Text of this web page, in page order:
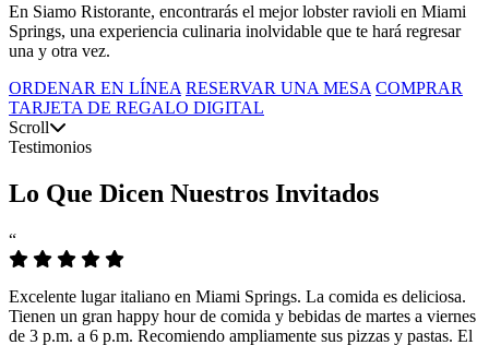
En Siamo Ristorante, encontrarás el mejor lobster ravioli en Miami
Springs, una experiencia culinaria inolvidable que te hará regresar
una y otra vez.
ORDENAR EN LÍNEA RESERVAR UNA MESA COMPRAR
TARJETA DE REGALO DIGITAL
Scroll
Testimonios
Lo Que Dicen Nuestros Invitados
“
Excelente lugar italiano en Miami Springs. La comida es deliciosa.
Tienen un gran happy hour de comida y bebidas de martes a viernes
de 3 p.m. a 6 p.m. Recomiendo ampliamente sus pizzas y pastas. El